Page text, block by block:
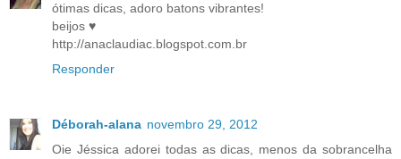
ótimas dicas, adoro batons vibrantes!
beijos ♥
http://anaclaudiac.blogspot.com.br
Responder
Déborah-alana novembro 29, 2012
Oie Jéssica adorei todas as dicas, menos da sobrancelha